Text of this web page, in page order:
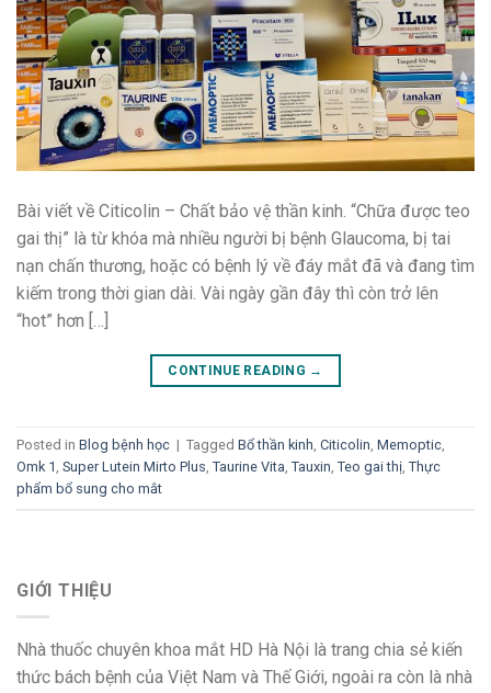
Bài viết về Citicolin – Chất bảo vệ thần kinh. “Chữa được teo
gai thị” là từ khóa mà nhiều người bị bệnh Glaucoma, bị tai
nạn chấn thương, hoặc có bệnh lý về đáy mắt đã và đang tìm
kiếm trong thời gian dài. Vài ngày gần đây thì còn trở lên
“hot” hơn […]
CONTINUE READING →
Posted in Blog bệnh học | Tagged Bổ thần kinh, Citicolin, Memoptic,
Omk 1, Super Lutein Mirto Plus, Taurine Vita, Tauxin, Teo gai thị, Thực
phẩm bổ sung cho mắt
GIỚI THIỆU
Nhà thuốc chuyên khoa mắt HD Hà Nội là trang chia sẻ kiến
thức bách bệnh của Việt Nam và Thế Giới, ngoài ra còn là nhà